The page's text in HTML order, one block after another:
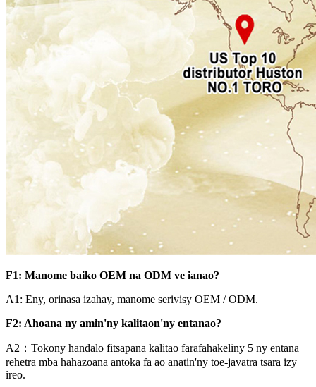
F1: Manome baiko OEM na ODM ve ianao?
A1: Eny, orinasa izahay, manome serivisy OEM / ODM.
F2: Ahoana ny amin'ny kalitaon'ny entanao?
A2：Tokony handalo fitsapana kalitao farafahakeliny 5 ny entana
rehetra mba hahazoana antoka fa ao anatin'ny toe-javatra tsara izy
ireo.